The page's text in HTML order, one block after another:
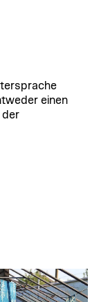
einen
der